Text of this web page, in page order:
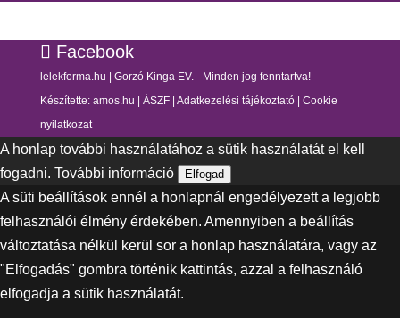
Facebook
lelekforma.hu | Gorzó Kinga EV. - Minden jog fenntartva! -
Készítette: amos.hu ÁSZF| Adatkezelési tájékoztató| Cookie
nyilatkozat
A honlap további használatához a sütik használatát el kell
fogadni. További információ Elfogad
A süti beállítások ennél a honlapnál engedélyezett a legjobb
felhasználói élmény érdekében. Amennyiben a beállítás
változtatása nélkül kerül sor a honlap használatára, vagy az
"Elfogadás" gombra történik kattintás, azzal a felhasználó
elfogadja a sütik használatát.